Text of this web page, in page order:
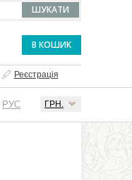
В КОШИК
Реєстрація
ГРН.
РУС